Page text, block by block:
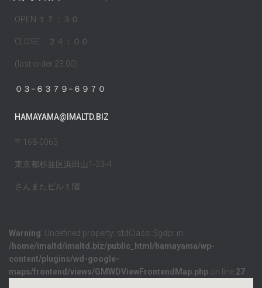
OPEN １７：３０
CLOSE ２４：００
(last order 23:00)
０３−６３７９−６９７０
HAMAYAMA@IMALTD.BIZ
〒168-0065
東京都杉並区浜田山1-23-4
さんまたビル１階
Warning: Undefined property: stdClass::$gdpr in
/home/imaltd/imaltd.biz/public_html/hamayama/wp-
content/plugins/wd-google-
maps/frontend/views/GMWDViewFrontendMap.php on line 27